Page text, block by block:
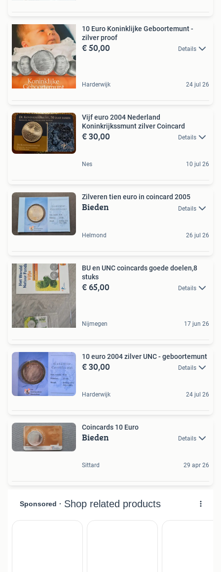
10 Euro Koninklijke Geboortemunt -
zilver proof
€ 50,00 Details
Harderwijk 24 jul 26
Vijf euro 2004 Nederland
Koninkrijkssmunt zilver Coincard
€ 30,00 Details
Nes 10 jul 26
Zilveren tien euro in coincard 2005
Bieden Details
Helmond 26 jul 26
BU en UNC coincards goede doelen,8
stuks
€ 65,00 Details
Nijmegen 17 jun 26
10 euro 2004 zilver UNC - geboortemunt
€ 30,00 Details
Harderwijk 24 jul 26
Coincards 10 Euro
Bieden Details
Sittard 29 apr 26